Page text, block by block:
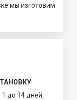
мы изготовим
до 14 дней,